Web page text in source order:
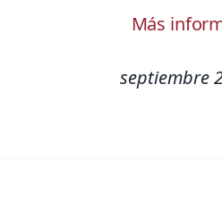
Más
septiembre